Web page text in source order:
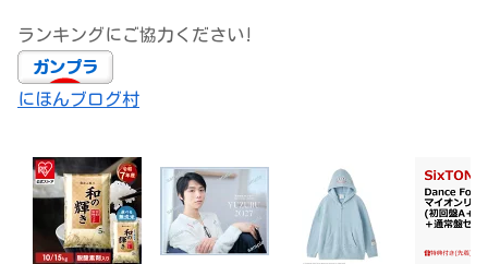
ランキングにご協力ください!
にほんブログ村